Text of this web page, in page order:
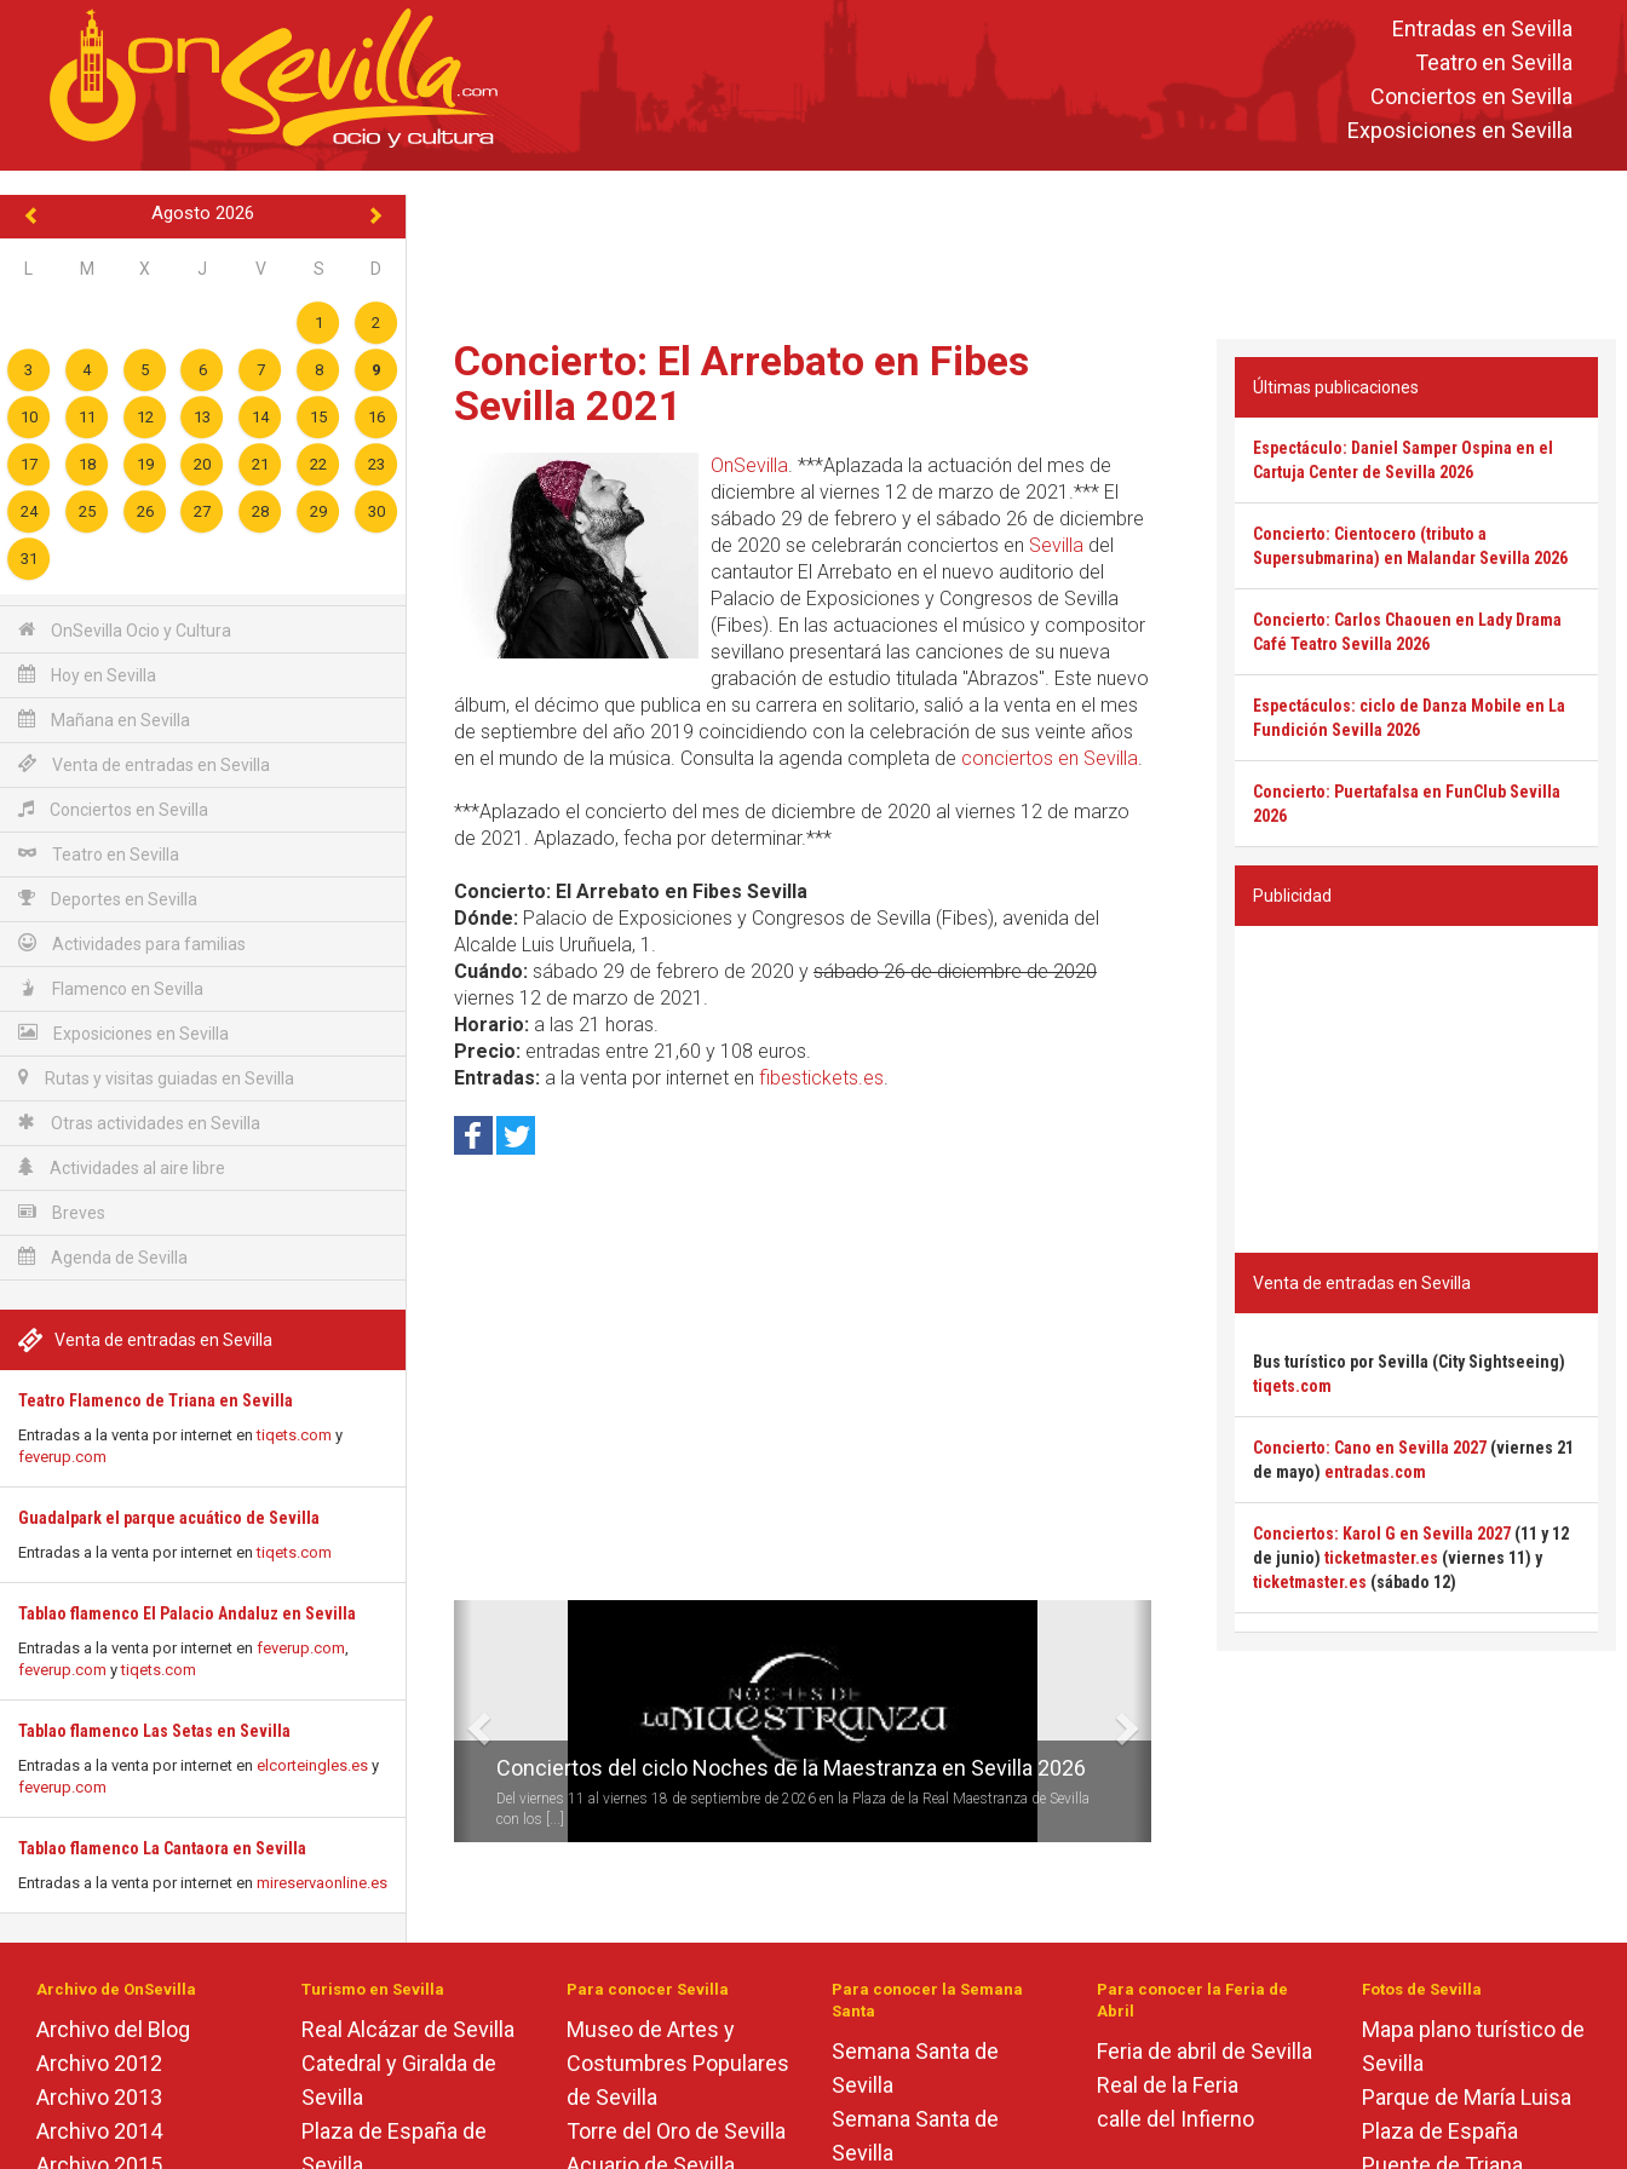
Entradas en Sevilla
Teatro en Sevilla
Conciertos en Sevilla
Exposiciones en Sevilla
Agosto 2026
M X J V S D
1 2
3 4 5 6 7 8 9
10 11 12 13 14 15 16
17 18 19 20 21 22 23
24 25 26 27 28 29 30
31
OnSevilla Ocio y Cultura
Hoy en Sevilla
Mañana en Sevilla
Venta de entradas en Sevilla
Conciertos en Sevilla
Teatro en Sevilla
Deportes en Sevilla
Actividades para familias
Flamenco en Sevilla
Exposiciones en Sevilla
Rutas y visitas guiadas en Sevilla
Otras actividades en Sevilla
Actividades al aire libre
Breves
Agenda de Sevilla
Venta de entradas en Sevilla
Teatro Flamenco de Triana en Sevilla
Entradas a la venta por internet entiqets.com y
feverup.com
Guadalpark el parque acuático de Sevilla
Entradas a la venta por internet entiqets.com
Tablao flamenco El Palacio Andaluz en Sevilla
Entradas a la venta por internet en feverup.com,
feverup.com ytiqets.com
Tablao flamenco Las Setas en Sevilla
Entradas a la venta por internet en elcorteingles.es y
feverup.com
Tablao flamenco La Cantaora en Sevilla
Entradas a la venta por internet en mireservaonline.es
Concierto: El Arrebato en Fibes
Sevilla 2021
OnSevilla. ***Aplazada la actuación del mes de
diciembre al viernes 12 de marzo de 2021.*** El
sábado 29 de febrero y el sábado 26 de diciembre
de 2020 se celebrarán conciertos en Sevilladel
cantautor El Arrebato en el nuevo auditorio del
Palacio de Exposiciones y Congresos de Sevilla
(Fibes). En las actuaciones el músico y compositor
sevillano presentará las canciones de su nueva
grabación de estudio titulada "Abrazos". Este nuevo
álbum, el décimo que publica en su carrera en solitario, salió a la venta en el mes
de septiembre del año 2019 coincidiendo con la celebración de sus veinte años
en el mundo de la música. Consulta la agenda completa de conciertos en Sevilla.
***Aplazado el concierto del mes de diciembre de 2020 al viernes 12 de marzo
de 2021. Aplazado, fecha por determinar.***
Concierto: El Arrebato en Fibes Sevilla
Dónde: Palacio de Exposiciones y Congresos de Sevilla (Fibes), avenida del
Alcalde Luis Uruñuela, 1.
Cuándo: sábado 29 de febrero de 2020 y sábado 26 de diciembre de 2020
viernes 12 de marzo de 2021.
Horario: a las 21 horas.
Precio: entradas entre 21,60 y 108 euros.
Entradas: a la venta por internet en fibestickets.es.
Conciertos del ciclo Noches de la Maestranza en Sevilla 2026
Del viernes 11 al viernes 18 de septiembre de 2026 en la Plaza de la Real Maestranza de Sevilla
con los [...]
Siguiente
Últimas publicaciones
Espectáculo: Daniel Samper Ospina en el
Cartuja Center de Sevilla 2026
Concierto: Cientocero (tributo a
Supersubmarina) en Malandar Sevilla 2026
Concierto: Carlos Chaouen en Lady Drama
Café Teatro Sevilla 2026
Espectáculos: ciclo de Danza Mobile en La
Fundición Sevilla 2026
Concierto: Puertafalsa en FunClub Sevilla
2026
Publicidad
Venta de entradas en Sevilla
Bus turístico por Sevilla (City Sightseeing)
tiqets.com
Concierto: Cano en Sevilla 2027 (viernes 21
de mayo) entradas.com
Conciertos: Karol G en Sevilla 2027 (11 y 12
de junio) ticketmaster.es (viernes 11) y
ticketmaster.es (sábado 12)
Archivo de OnSevilla
Archivo del Blog
Archivo 2012
Archivo 2013
Archivo 2014
Turismo en Sevilla
Real Alcázar de Sevilla
Catedral y Giralda de
Sevilla
Plaza de España de
Para conocer Sevilla
Museo de Artes y
Costumbres Populares
de Sevilla
Torre del Oro de Sevilla
Para conocer la Semana
Santa
Semana Santa de
Sevilla
Semana Santa de
Sevilla
Para conocer la Feria de
Abril
Feria de abril de Sevilla
Real de la Feria
calle del Infierno
Fotos de Sevilla
Mapa plano turístico de
Sevilla
Parque de María Luisa
Plaza de España